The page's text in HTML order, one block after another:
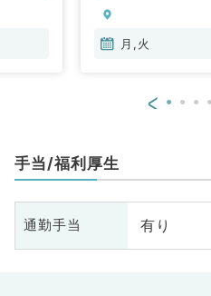
月,火
<
手当/福利厚生
通勤手当 有り